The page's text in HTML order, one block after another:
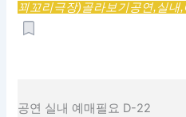
꾀꼬리극장)골라보기공연,실내,
공연 실내 예매필요 D-22